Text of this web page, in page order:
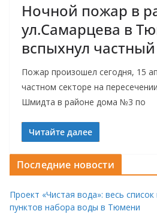
Ночной пожар в
ул.Самарцева в
вспыхнул
Пожар произошел сегодня, 15
частном секторе на
Шмидта в районе дома №3 по
Читайте далее
Последние новости
Проект «Чистая вода»: весь
пунктов набора воды в Тюмени